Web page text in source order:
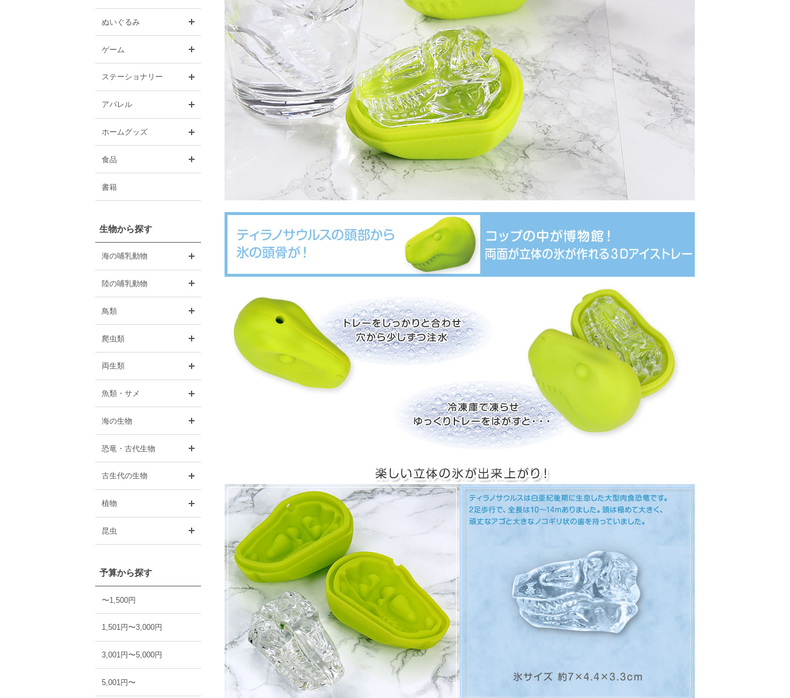
ぬいぐるみ
ゲーム
ステーショナリー
アパレル
ホームグッズ
食品
書籍
生物から探す
海の哺乳動物
陸の哺乳動物
鳥類
爬虫類
両生類
魚類・サメ
海の生物
恐竜・古代生物
古生代の生物
植物
昆虫
予算から探す
〜1,500円
1,501円〜3,000円
3,001円〜5,000円
5,001円〜